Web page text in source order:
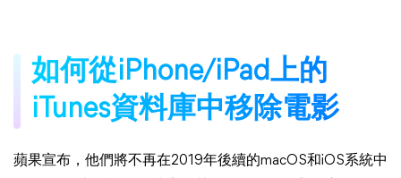
如何從iPhone/iPad上的
iTunes資料庫中移除電影
蘋果宣布，他們將不再在2019年後續的macOS和iOS系統中